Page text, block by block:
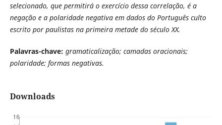
selecionado, que permitirá o exercício dessa correlação, é a
negação e a polaridade negativa em dados do Português culto
escrito por paulistas na primeira metade do século XX.
Palavras-chave: gramaticalização; camadas oracionais;
polaridade; formas negativas.
Downloads